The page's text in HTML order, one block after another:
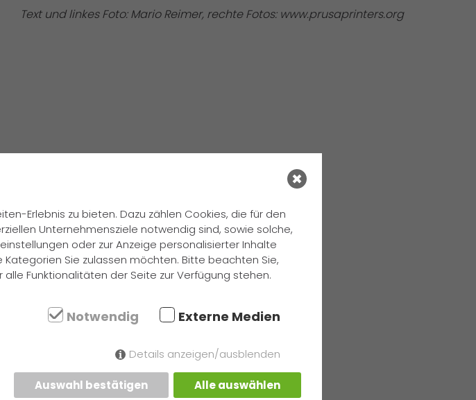
Text und linkes Foto: Mario Reimer, rechte Fotos: www.prusaprinters.org
Erlebnis zu bieten. Dazu zählen Cookies, die für den
Unternehmensziele notwendig sind, sowie solche,
oder zur Anzeige personalisierter Inhalte
Sie zulassen möchten. Bitte beachten Sie,
Funktionalitäten der Seite zur Verfügung stehen.
Notwendig Externe Medien
Details anzeigen/ausblenden
Auswahl bestätigen Alle auswählen